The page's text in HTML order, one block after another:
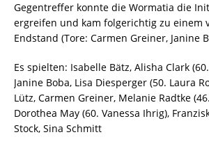
Gegentreffer konnte die Wormatia die
ergreifen und kam folgerichtig zu einem
Endstand (Tore: Carmen Greiner, Janine
Es spielten: Isabelle Bätz, Alisha Clark
Janine Boba, Lisa Diesperger (50. Laura
Lütz, Carmen Greiner, Melanie Radtke
Dorothea May (60. Vanessa Ihrig),
Stock, Sina Schmitt